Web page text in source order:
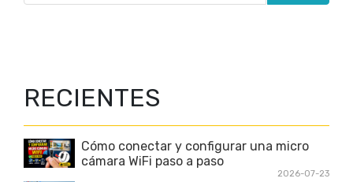
RECIENTES
Cómo conectar y configurar una micro
cámara WiFi paso a paso
2026-07-23